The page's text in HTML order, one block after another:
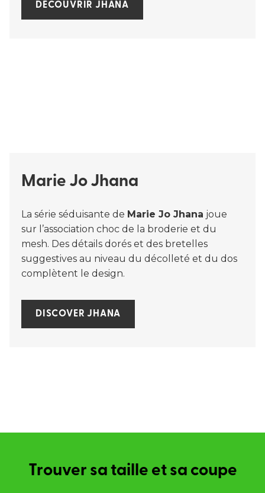
DÉCOUVRIR JHANA
Marie Jo Jhana
La série séduisante de Marie Jo Jhana joue
sur l’association choc de la broderie et du
mesh. Des détails dorés et des bretelles
suggestives au niveau du décolleté et du dos
complètent le design.
DISCOVER JHANA
Trouver sa taille et sa coupe